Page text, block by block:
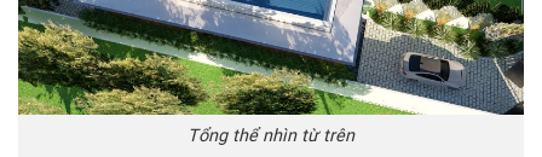
Tổng thể nhìn từ trên